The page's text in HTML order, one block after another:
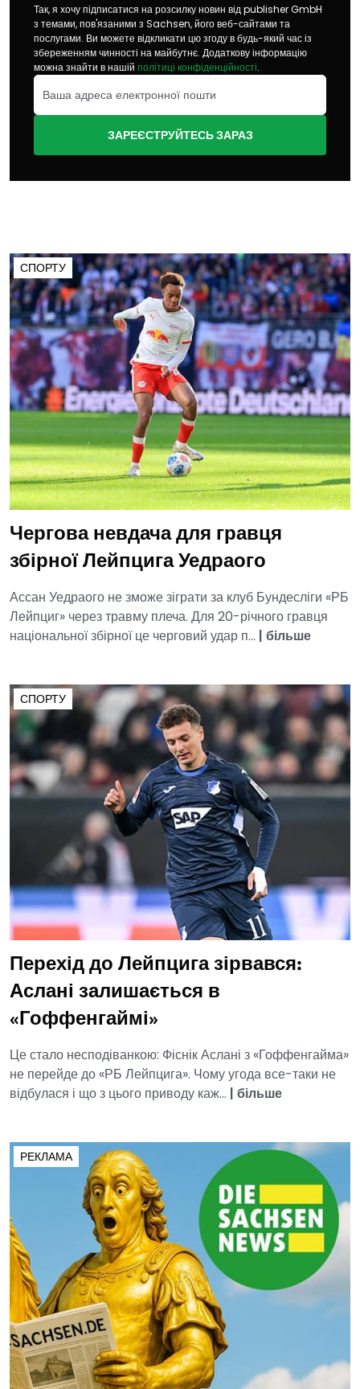
Так, я хочу підписатися на розсилку новин від publisher GmbH
з темами, пов'язаними з Sachsen, його веб-сайтами та
послугами. Ви можете відкликати цю згоду в будь-який час із
збереженням чинності на майбутнє. Додаткову інформацію
можна знайти в нашій політиці конфіденційності.
ЗАРЕЄСТРУЙТЕСЬ ЗАРАЗ
СПОРТУ
Чергова невдача для гравця
збірної Лейпцига Уедраого
Ассан Уедраого не зможе зіграти за клуб Бундесліги «РБ
Лейпциг» через травму плеча. Для 20-річного гравця
національної збірної це черговий удар п... | більше
СПОРТУ
Перехід до Лейпцига зірвався:
Аслані залишається в
«Гоффенгаймі»
Це стало несподіванкою: Фіснік Аслані з «Гоффенгайма»
не перейде до «РБ Лейпцига». Чому угода все-таки не
відбулася і що з цього приводу каж... | більше
РЕКЛАМА